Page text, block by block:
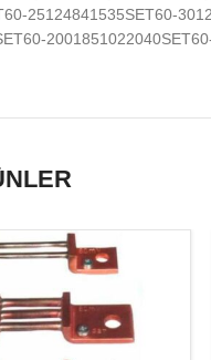
25124841535SET60-